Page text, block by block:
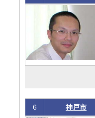
6 神戸市